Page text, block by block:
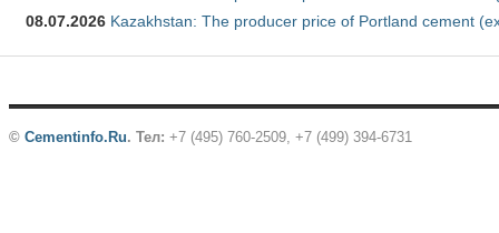
08.07.2026 Kazakhstan: The producer price of Portland cement
© Cementinfo.Ru. Тел: +7 (495) 760-2509, +7 (499) 394-6731